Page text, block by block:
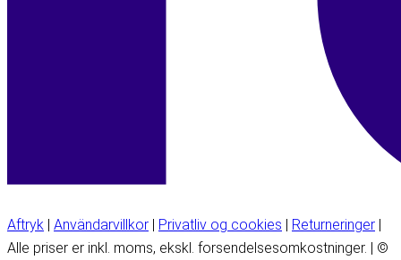
Aftryk | Användarvillkor | Privatliv og cookies | Returneringer |
Alle priser er inkl. moms, ekskl. forsendelsesomkostninger. | ©